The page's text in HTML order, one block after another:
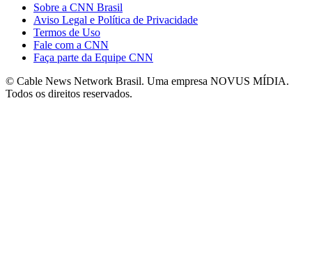
Sobre a CNN Brasil
Aviso Legal e Política de Privacidade
Termos de Uso
Fale com a CNN
Faça parte da Equipe CNN
© Cable News Network Brasil. Uma empresa NOVUS MÍDIA.
Todos os direitos reservados.